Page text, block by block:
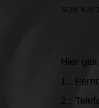
NUR
Hier
1.:
2.: